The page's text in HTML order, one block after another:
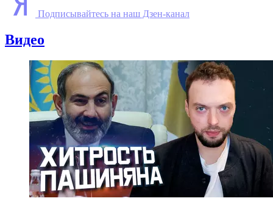
Подписывайтесь на наш Дзен-канал
Видео